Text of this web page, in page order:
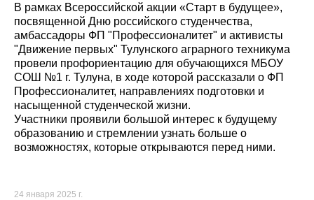
В рамках Всероссийской акции «Старт в будущее»,
посвященной Дню российского студенчества,
амбассадоры ФП "Профессионалитет" и активисты
"Движение первых" Тулунского аграрного техникума
провели профориентацию для обучающихся МБОУ
СОШ №1 г. Тулуна, в ходе которой рассказали о ФП
Профессионалитет, направлениях подготовки и
насыщенной студенческой жизни.
Участники проявили большой интерес к будущему
образованию и стремлении узнать больше о
возможностях, которые открываются перед ними.
24 января 2025 г.